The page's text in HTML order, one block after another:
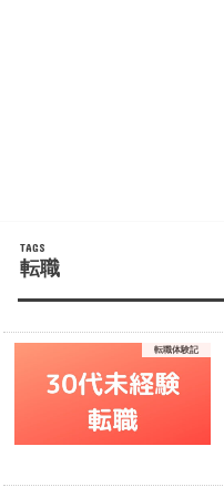
転職
転職体験記